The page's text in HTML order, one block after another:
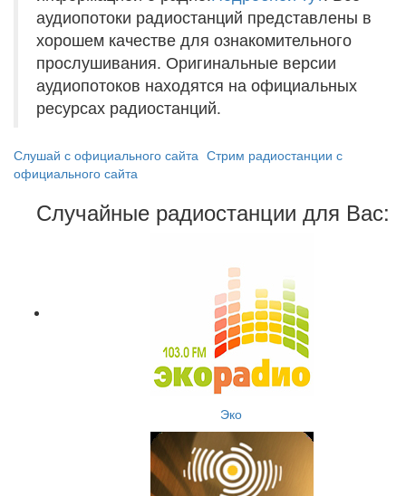
аудиопотоки радиостанций представлены в
хорошем качестве для ознакомительного
прослушивания. Оригинальные версии
аудиопотоков находятся на официальных
ресурсах радиостанций.
Слушай с официального сайта Стрим радиостанции с
официального сайта
Случайные радиостанции для Вас:
Эко